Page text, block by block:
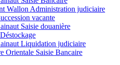
Wallon Administration judiciaire
vacante
Saisie douanière
Liquidation judiciaire
Orientale Saisie Bancaire